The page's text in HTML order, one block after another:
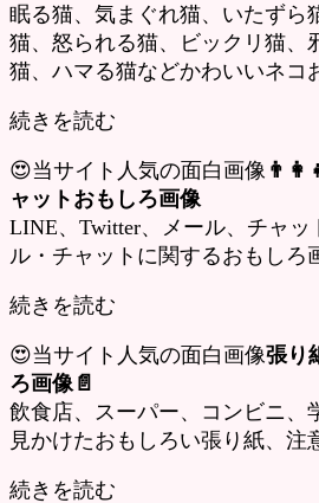
眠る猫、気まぐれ猫、いたずら
猫、怒られる猫、ビックリ猫、
猫、ハマる猫などかわいいネコ
続きを読む
😍当サイト人気の面白画像
ャットおもしろ画像
LINE、Twitter、メール、チャッ
ル・チャットに関するおもしろ
続きを読む
😍当サイト人気の面白画像張り
ろ画像📄
飲食店、スーパー、コンビニ、
見かけたおもしろい張り紙、注
続きを読む